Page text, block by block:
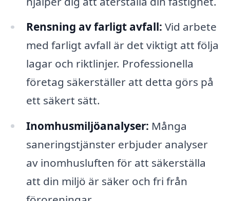
Rensning av farligt avfall: Vid arbete
med farligt avfall är det viktigt att följa
lagar och riktlinjer. Professionella
företag säkerställer att detta görs på
ett säkert sätt.
Inomhusmiljöanalyser: Många
saneringstjänster erbjuder analyser
av inomhusluften för att säkerställa
att din miljö är säker och fri från